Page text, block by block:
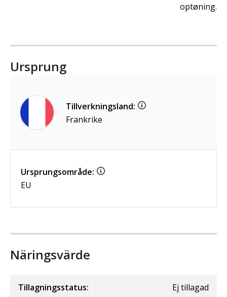
optøning.
Ursprung
Tillverkningsland:
Frankrike
Ursprungsområde:
EU
Näringsvärde
Tillagningsstatus: Ej tillagad